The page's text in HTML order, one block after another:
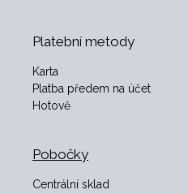
Platební metody
Karta
Platba předem na účet
Hotově
Pobočky
Centrální sklad